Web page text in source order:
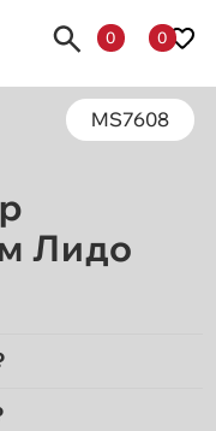
0 0
MS7608
Лидо